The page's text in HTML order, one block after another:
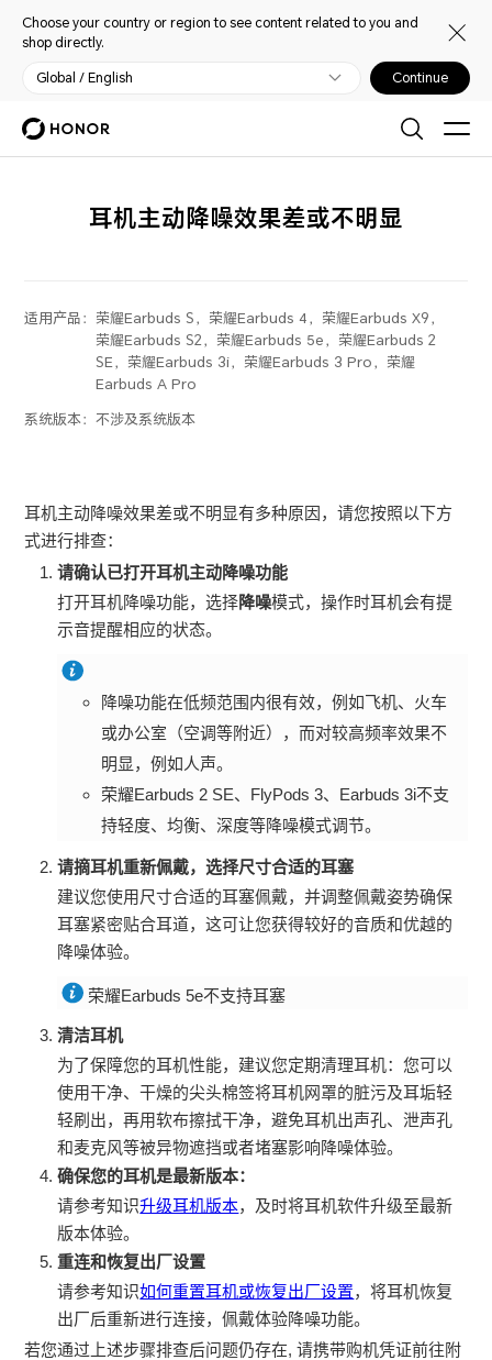
Choose your country or region to see content related to you and
shop directly.
Global / English Continue
耳机主动降噪效果差或不明显
适用产品： 荣耀Earbuds S，荣耀Earbuds 4，荣耀Earbuds X9，
荣耀Earbuds S2，荣耀Earbuds 5e，荣耀Earbuds 2
SE，荣耀Earbuds 3i，荣耀Earbuds 3 Pro，荣耀
Earbuds A Pro
系统版本：不涉及系统版本
耳机主动降噪效果差或不明显有多种原因，请您按照以下方
式进行排查：
请确认已打开耳机主动降噪功能
打开耳机降噪功能，选择降噪模式，操作时耳机会有提
示音提醒相应的状态。
降噪功能在低频范围内很有效，例如飞机、火车
或办公室（空调等附近），而对较高频率效果不
明显，例如人声。
荣耀Earbuds 2 SE、FlyPods 3、Earbuds 3i不支
持轻度、均衡、深度等降噪模式调节。
请摘耳机重新佩戴，选择尺寸合适的耳塞
建议您使用尺寸合适的耳塞佩戴，并调整佩戴姿势确保
耳塞紧密贴合耳道，这可让您获得较好的音质和优越的
降噪体验。
荣耀Earbuds 5e不支持耳塞
清洁耳机
为了保障您的耳机性能，建议您定期清理耳机：您可以
使用干净、干燥的尖头棉签将耳机网罩的脏污及耳垢轻
轻刷出，再用软布擦拭干净，避免耳机出声孔、泄声孔
和麦克风等被异物遮挡或者堵塞影响降噪体验。
确保您的耳机是最新版本：
请参考知识升级耳机版本，及时将耳机软件升级至最新
版本体验。
重连和恢复出厂设置
请参考知识如何重置耳机或恢复出厂设置，将耳机恢复
出厂后重新进行连接，佩戴体验降噪功能。
若您通过上述步骤排查后问题仍存在, 请携带购机凭证前往附